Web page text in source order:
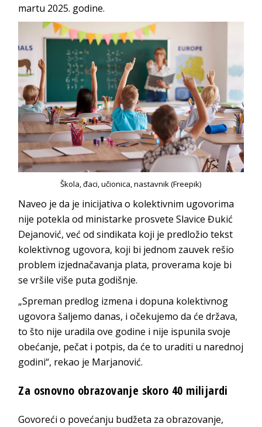
martu 2025. godine.
Škola, đaci, učionica, nastavnik (Freepik)
Naveo je da je inicijativa o kolektivnim ugovorima
nije potekla od ministarke prosvete Slavice Đukić
Dejanović, već od sindikata koji je predložio tekst
kolektivnog ugovora, koji bi jednom zauvek rešio
problem izjednačavanja plata, proverama koje bi
se vršile više puta godišnje.
„Spreman predlog izmena i dopuna kolektivnog
ugovora šaljemo danas, i očekujemo da će država,
to što nije uradila ove godine i nije ispunila svoje
obećanje, pečat i potpis, da će to uraditi u narednoj
godini“, rekao je Marjanović.
Za osnovno obrazovanje skoro 40 milijardi
Govoreći o povećanju budžeta za obrazovanje,